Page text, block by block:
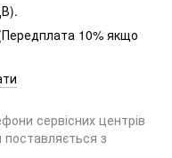
10% якщо
сервісних центрів
поставляється з